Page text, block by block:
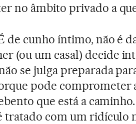
no âmbito privado a
de cunho íntimo, não é
(ou um casal) decide
se julga preparada
pode comprometer
que está a
tratado com um ridículo